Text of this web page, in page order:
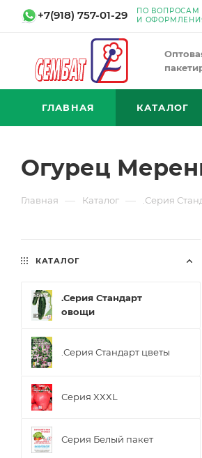
+7(918) 757-01-29
ПО ВОПРОСАМ
И
ГЛАВНАЯ КАТАЛОГ
Огурец
Главная — Каталог — .Серия
КАТАЛОГ
.Серия Стандарт
овощи
.Серия Стандарт цветы
Серия XXXL
Серия Белый пакет